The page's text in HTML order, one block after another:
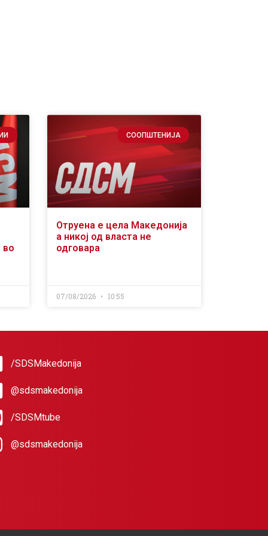
во
СООПШТЕНИЈА
Отруена е цела Македонија
а никој од власта не
одговара
07/08/2026 10:55
/SDSMakedonija
@sdsmakedonija
/SDSMtube
@sdsmakedonija